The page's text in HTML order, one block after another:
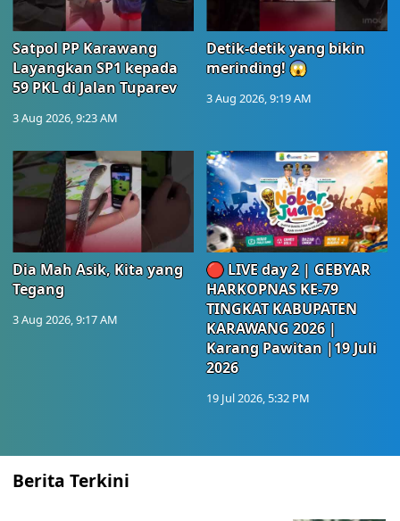
Satpol PP Karawang
Layangkan SP1 kepada
59 PKL di Jalan Tuparev
3 Aug 2026, 9:23 AM
Detik-detik yang bikin
merinding! 😱
3 Aug 2026, 9:19 AM
Dia Mah Asik, Kita yang
Tegang
3 Aug 2026, 9:17 AM
🔴 LIVE day 2 | GEBYAR
HARKOPNAS KE-79
TINGKAT KABUPATEN
KARAWANG 2026 |
Karang Pawitan |19 Juli
2026
19 Jul 2026, 5:32 PM
Berita Terkini